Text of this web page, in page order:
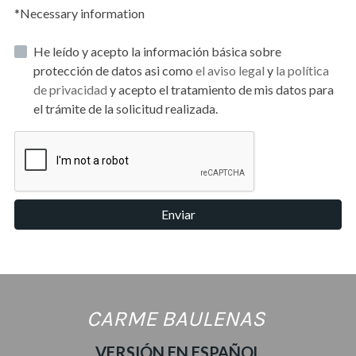
*Necessary information
He leído y acepto la información básica sobre
protección de datos asi como el aviso legal y la política
de privacidad y acepto el tratamiento de mis datos para
el trámite de la solicitud realizada.
Enviar
CARME BAULENAS
VERSIÓN EN ESPAÑOL